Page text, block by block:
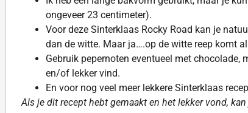
ongeveer 23 centimeter).
Voor deze Sinterklaas Rocky Road kan je
dan de witte. Maar ja….op de witte reep komt
Gebruik pepernoten eventueel met
en/of lekker vind.
En voor nog veel meer lekkere Sinterklaas
Als je dit recept hebt gemaakt en het lekker vond,